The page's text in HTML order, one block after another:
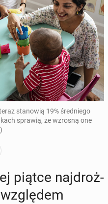
stanowią 19% średniego
sprawią, że wzrosną one
piątce naj­droż­